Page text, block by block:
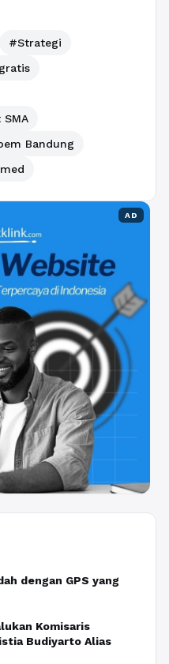
#Strategi
Bandung
AD
dengan GPS yang
Komisaris
Budiyarto Alias